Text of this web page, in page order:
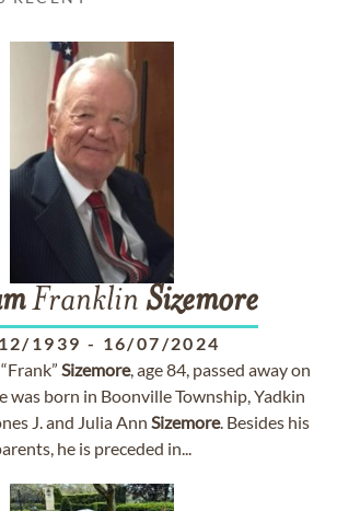
Franklin Sizemore
1939 - 16/07/2024
Sizemore, age 84, passed away on
was born in Boonville Township, Yadkin
J. and Julia Ann Sizemore. Besides his
he is preceded in...